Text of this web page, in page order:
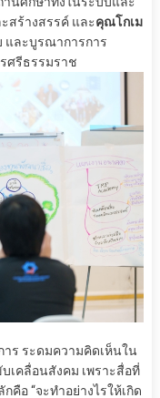
สร้างสรรค์ และคุณโกเม
และบูรณาการการ
ศรีธรรมราช
ร ระดมความคิดเห็นใน
เคลื่อนสังคม เพราะสื่อที่
คือ “จะทำอย่างไรให้เกิด